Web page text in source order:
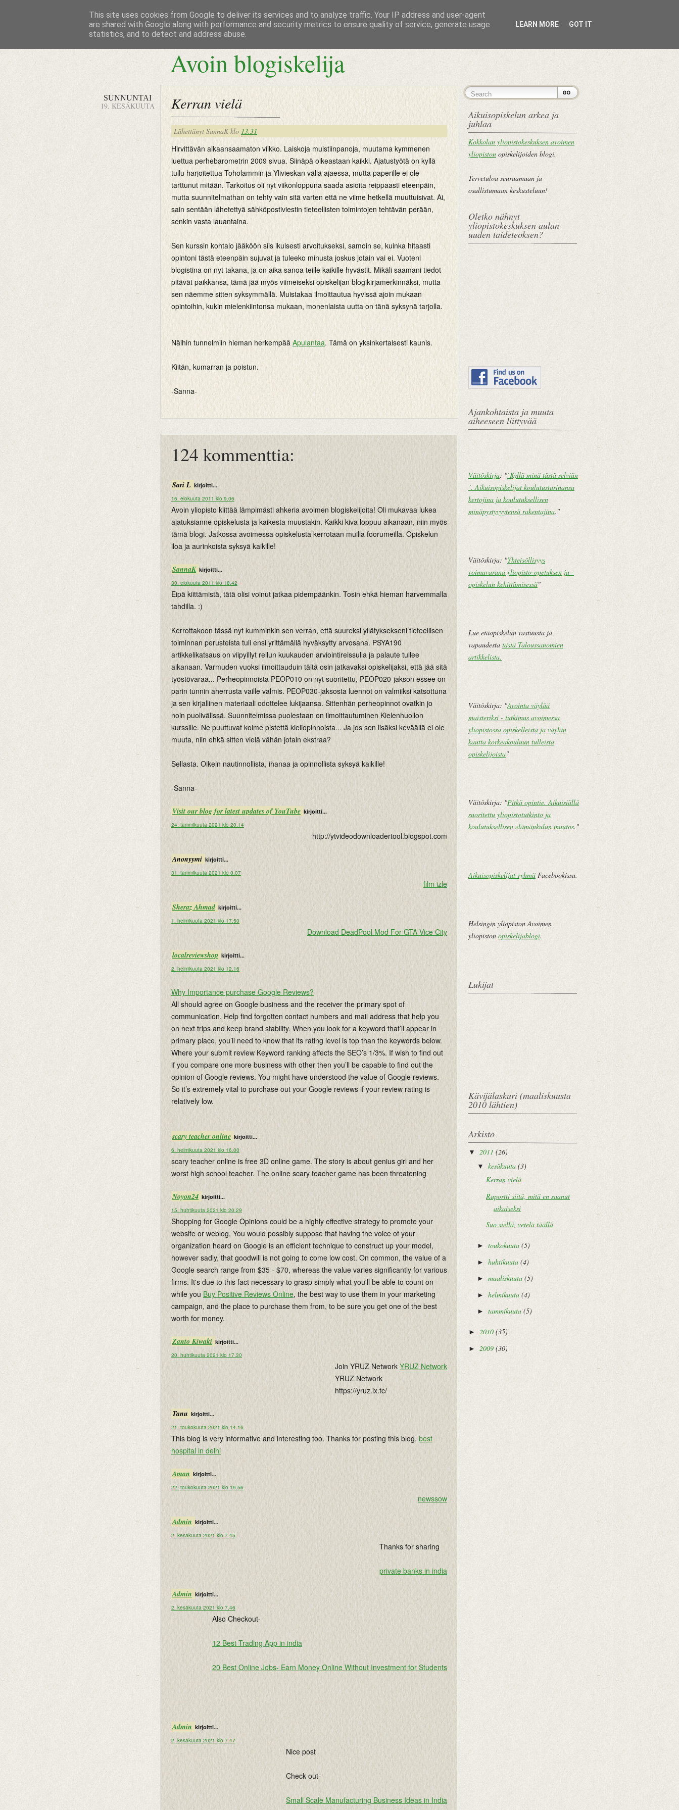
Avoin blogiskelija
SUNNUNTAI
19. KESÄKUUTA Kerran vielä
Lähettänyt SannaK klo 13.31
Hirvittävän aikaansaamaton viikko. Laiskoja muistiinpanoja, muutama kymmenen
luettua perhebarometrin 2009 sivua. Siinäpä oikeastaan kaikki. Ajatustyötä on kyllä
tullu harjoitettua Toholammin ja Ylivieskan väliä ajaessa, mutta paperille ei ole
tarttunut mitään. Tarkoitus oli nyt viikonloppuna saada asioita reippaasti eteenpäin,
mutta suunnitelmathan on tehty vain sitä varten että ne viime hetkellä muuttuisivat. Ai,
sain sentään lähetettyä sähköpostiviestin tieteellisten toimintojen tehtävän perään,
senkin vasta lauantaina.
Sen kurssin kohtalo jääköön siis ikuisesti arvoitukseksi, samoin se, kuinka hitaasti
opintoni tästä eteenpäin sujuvat ja tuleeko minusta joskus jotain vai ei. Vuoteni
blogistina on nyt takana, ja on aika sanoa teille kaikille hyvästit. Mikäli saamani tiedot
pitävät paikkansa, tämä jää myös viimeiseksi opiskelijan blogikirjamerkinnäksi, mutta
sen näemme sitten syksymmällä. Muistakaa ilmoittautua hyvissä ajoin mukaan
opintoihin, kukin mielenkiintonsa mukaan, monenlaista uutta on tänä syksynä tarjolla.
Näihin tunnelmiin hieman herkempää Apulantaa. Tämä on yksinkertaisesti kaunis.
Kiitän, kumarran ja poistun.
-Sanna-
124 kommenttia:
Sari L kirjoitti...
16. elokuuta 2011 klo 9.06
Avoin yliopisto kiittää lämpimästi ahkeria avoimen blogiskelijoita! Oli mukavaa lukea
ajatuksianne opiskelusta ja kaikesta muustakin. Kaikki kiva loppuu aikanaan, niin myös
tämä blogi. Jatkossa avoimessa opiskelusta kerrotaan muilla foorumeilla. Opiskelun
iloa ja aurinkoista syksyä kaikille!
SannaK kirjoitti...
30. elokuuta 2011 klo 18.42
Eipä kiittämistä, tätä olisi voinut jatkaa pidempäänkin. Tosin ehkä hieman harvemmalla
tahdilla. :)
Kerrottakoon tässä nyt kumminkin sen verran, että suureksi yllätyksekseni tieteellisen
toiminnan perusteista tuli ensi yrittämällä hyväksytty arvosana. PSYA190
artikkelikatsaus on viipyillyt reilun kuukauden arviointireissulla ja palaute tullee
aikanaan. Varmuden vuoksi ilmoittauduin tältä osin jatkavaksi opiskelijaksi, että jää sitä
työstövaraa... Perheopinnoista PEOP010 on nyt suoritettu, PEOP020-jakson essee on
parin tunnin aherrusta vaille valmis. PEOP030-jaksosta luennot on valmiiksi katsottuna
ja sen kirjallinen materiaali odottelee lukijaansa. Sittenhän perheopinnot ovatkin jo
noin puolivälissä. Suunnitelmissa puolestaan on ilmoittautuminen Kielenhuollon
kurssille. Ne puuttuvat kolme pistettä kieliopinnoista... Ja jos sen lisäksi keväällä ei ole
muuta, niin ehkä sitten vielä vähän jotain ekstraa?
Sellasta. Oikein nautinnollista, ihanaa ja opinnollista syksyä kaikille!
-Sanna-
Visit our blog for latest updates of YouTube kirjoitti...
24. tammikuuta 2021 klo 20.14
http://ytvideodownloadertool.blogspot.com
Anonyymi kirjoitti...
31. tammikuuta 2021 klo 0.07
film izle
Sheraz Ahmad kirjoitti...
1. helmikuuta 2021 klo 17.50
Download DeadPool Mod For GTA Vice City
localreviewshop kirjoitti...
2. helmikuuta 2021 klo 12.16
Why Importance purchase Google Reviews?
All should agree on Google business and the receiver the primary spot of
communication. Help find forgotten contact numbers and mail address that help you
on next trips and keep brand stability. When you look for a keyword that’ll appear in
primary place, you’ll need to know that its rating level is top than the keywords below.
Where your submit review Keyword ranking affects the SEO’s 1/3%. If wish to find out
if you compare one more business with other then you’ll be capable to find out the
opinion of Google reviews. You might have understood the value of Google reviews.
So it’s extremely vital to purchase out your Google reviews if your review rating is
relatively low.
scary teacher online kirjoitti...
6. helmikuuta 2021 klo 16.00
scary teacher online is free 3D online game. The story is about genius girl and her
worst high school teacher. The online scary teacher game has been threatening
Noyon24 kirjoitti...
15. huhtikuuta 2021 klo 20.29
Shopping for Google Opinions could be a highly effective strategy to promote your
website or weblog. You would possibly suppose that having the voice of your
organization heard on Google is an efficient technique to construct up your model,
however sadly, that goodwill is not going to come low cost. On common, the value of a
Google search range from $35 - $70, whereas the value varies significantly for various
firms. It's due to this fact necessary to grasp simply what you'll be able to count on
while you Buy Positive Reviews Online, the best way to use them in your marketing
campaign, and the place to purchase them from, to be sure you get one of the best
worth for money.
Zanto Kiwaki kirjoitti...
20. huhtikuuta 2021 klo 17.30
Join YRUZ Network YRUZ Network
YRUZ Network
https://yruz.ix.tc/
Tanu kirjoitti...
21. toukokuuta 2021 klo 14.16
This blog is very informative and interesting too. Thanks for posting this blog. best
hospital in delhi
Aman kirjoitti...
22. toukokuuta 2021 klo 19.56
newssow
Admin kirjoitti...
2. kesäkuuta 2021 klo 7.45
Thanks for sharing
private banks in india
Admin kirjoitti...
2. kesäkuuta 2021 klo 7.46
Also Checkout-
12 Best Trading App in india
20 Best Online Jobs- Earn Money Online Without Investment for Students
Admin kirjoitti...
2. kesäkuuta 2021 klo 7.47
Nice post
Check out-
Small Scale Manufacturing Business Ideas in India
h
Aikuisopiskelun arkea ja
juhlaa
Kokkolan yliopistokeskuksen avoimen
yliopiston opiskelijoiden blogi.
Tervetuloa seuraamaan ja
osallistumaan keskusteluun!
Oletko nähnyt
yliopistokeskuksen aulan
uuden taideteoksen?
Ajankohtaista ja muuta
aiheeseen liittyvää
Väitöskirja: "`Kyllä minä tästä selviän
´. Aikuisopiskelijat koulutustarinansa
kertojina ja koulutuksellisen
minäpystyvyytensä rakentajina."
Väitöskirja: "Yhteisöllisyys
voimavarana yliopisto-opetuksen ja -
opiskelun kehittämisessä"
Lue etäopiskelun vastuusta ja
vapaudesta tästä Taloussanomien
artikkelista.
Väitöskirja: "Avointa väylää
maisteriksi - tutkimus avoimessa
yliopistossa opiskelleista ja väylän
kautta korkeakouluun tulleista
opiskelijoista"
Väitöskirja: "Pitkä opintie. Aikuisiällä
suoritettu yliopistotutkinto ja
koulutuksellisen elämänkulun muutos."
Aikuisopiskelijat-ryhmä Facebookissa.
Helsingin yliopiston Avoimen
yliopiston opiskelijablogi.
Lukijat
Kävijälaskuri (maaliskuusta
2010 lähtien)
Arkisto
▼ 2011 (26)
▼ kesäkuuta (3)
Kerran vielä
Raportti siitä, mitä en saanut
aikaiseksi
Suo siellä, vetelä täällä
► toukokuuta (5)
► huhtikuuta (4)
► maaliskuuta (5)
► helmikuuta (4)
► tammikuuta (5)
► 2010 (35)
► 2009 (30)
This site uses cookies from Google to deliver its services and to analyze traffic. Your IP address and user-agent
are shared with Google along with performance and security metrics to ensure quality of service, generate usage
statistics, and to detect and address abuse.
LEARN MORE GOT IT